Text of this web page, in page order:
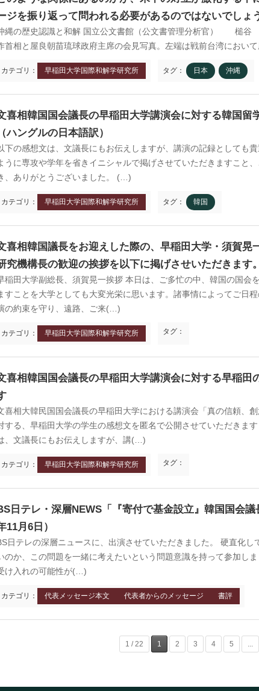
ジを振り返って問われる必要があるのではないでしょ
縄の歴史認識と和解 国立公文書館（公文書管理分析官） 槌谷
首相と屋良朝苗琉球政府主席の会見写真。左端は戦前台湾におい
カテゴリ： 早稲田大学国際和解学研究所 タグ： 日本 沖縄
喜相韓国国会議長の早稲田大学講演会に対する韓国留
（ハングルの日本語訳）
下の感想文は、文議長にもお伝えしますが、講演の記録としても
うに専攻や学年を省きイニシャルで掲げさせていただきますこと
、ありがとうございました。 (…)
カテゴリ： 早稲田大学国際和解学研究所 タグ： 韓国
喜相韓国議長をお迎えした際の、早稲田大学・須賀晃
究機構長の歓迎の挨拶を以下に掲げさせいただきます。
稲田大学副総長、須賀晃一挨拶 本日は、ご多忙の中、韓国の国会
すことを大学としても大変光栄に思います。諸事情によってご日
の約束を守り、遠路、ご来(…)
カテゴリ： 早稲田大学国際和解学研究所 タグ：
喜相韓国国会議長の早稲田大学講演会に対する早稲田
喜相大韓民国国会議長の早稲田大学における講演会「真の信頼、
する、早稲田大学の学生の感想文を匿名で公開させていただきま
、文議長にもお伝えしますが、講(…)
カテゴリ： 早稲田大学国際和解学研究所 タグ：
日テレ・深層NEWS「『寄付で基金設立』韓国国会
11月6日）
日テレの深層ニュースに、出演させていただきました。 硬直化
のか、この問題を一緒に考えたいという問題意識を持って参加し
け入れの可能性が(…)
カテゴリ： 代表メッセージ本文 代表者からのメッセージ 書評
1 / 22 1 2 3 4 5 ...